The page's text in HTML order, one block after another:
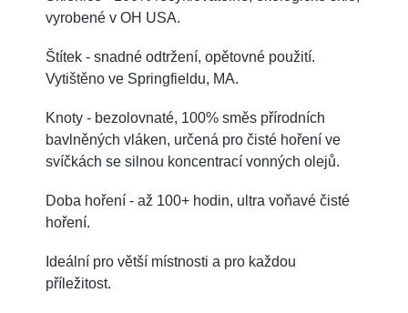
vyrobené v OH USA.
Štítek - snadné odtržení, opětovné použití.
Vytištěno ve Springfieldu, MA.
Knoty - bezolovnaté, 100% směs přírodních
bavlněných vláken, určená pro čisté hoření ve
svíčkách se silnou koncentrací vonných olejů.
Doba hoření - až 100+ hodin, ultra voňavé čisté
hoření.
Ideální pro větší místnosti a pro každou
příležitost.